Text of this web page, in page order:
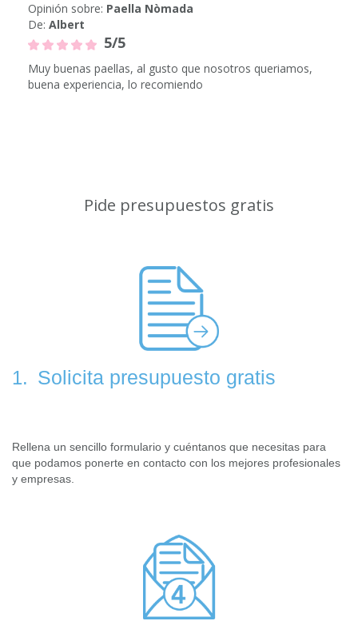
Opinión sobre: Paella Nòmada
De: Albert
5/5
Muy buenas paellas, al gusto que nosotros queriamos,
buena experiencia, lo recomiendo
Pide presupuestos gratis
1. Solicita presupuesto gratis
Rellena un sencillo formulario y cuéntanos que necesitas para
que podamos ponerte en contacto con los mejores profesionales
y empresas.